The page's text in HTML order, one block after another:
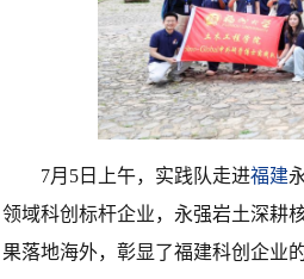
7月5日上午，实践队走进福建
领域科创标杆企业，永强岩土深耕
果落地海外，彰显了福建科创企业